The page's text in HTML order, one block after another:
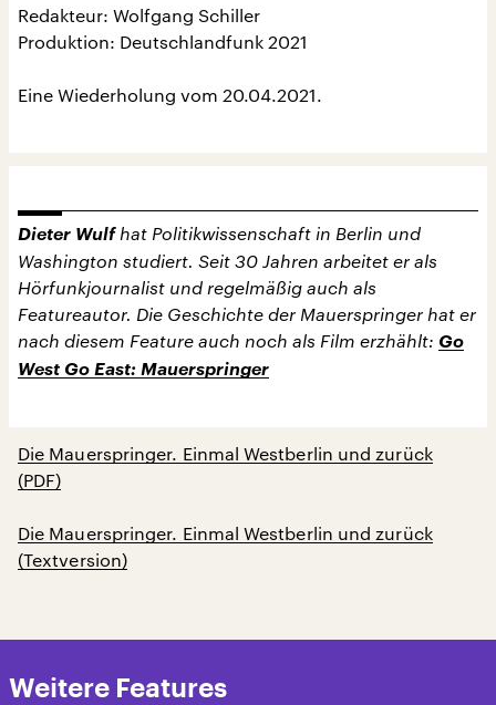
Redakteur: Wolfgang Schiller
Produktion: Deutschlandfunk 2021
Eine Wiederholung vom 20.04.2021.
Dieter Wulfhat Politikwissenschaft in Berlin und
Washington studiert. Seit 30 Jahren arbeitet er als
Hörfunkjournalist und regelmäßig auch als
Featureautor. Die Geschichte der Mauerspringer hat er
nach diesem Feature auch noch als Film erzhählt: Go
West Go East: Mauerspringer
Die Mauerspringer. Einmal Westberlin und zurück
(PDF)
Die Mauerspringer. Einmal Westberlin und zurück
(Textversion)
Weitere Features